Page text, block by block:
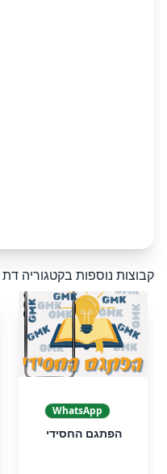
קבוצות נוספות בקטגוריה דת
WhatsApp
הפתגם החסידי